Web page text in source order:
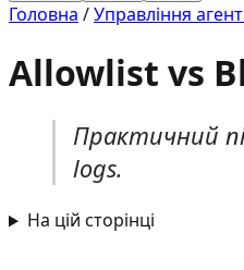
Головна /Управління
Allowlist vs
Практичний
logs.
На цій сторінці